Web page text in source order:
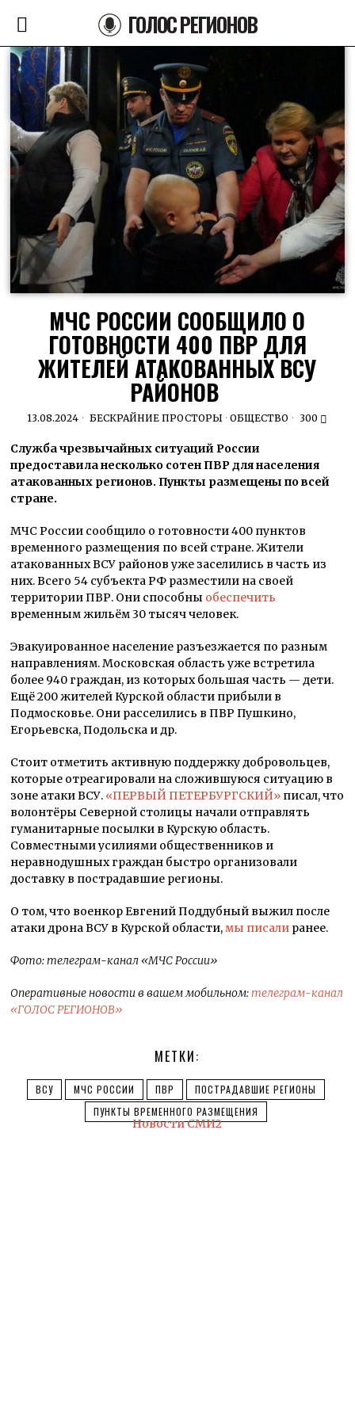
ГОЛОС РЕГИОНОВ
МЧС РОССИИ СООБЩИЛО О
ГОТОВНОСТИ 400 ПВР ДЛЯ
ЖИТЕЛЕЙ АТАКОВАННЫХ ВСУ
РАЙОНОВ
13.08.2024 БЕСКРАЙНИЕ ПРОСТОРЫ · ОБЩЕСТВО 300
Служба чрезвычайных ситуаций России
предоставила несколько сотен ПВР для населения
атакованных регионов. Пункты размещены по всей
стране.
МЧС России сообщило о готовности 400 пунктов
временного размещения по всей стране. Жители
атакованных ВСУ районов уже заселились в часть из
них. Всего 54 субъекта РФ разместили на своей
территории ПВР. Они способны обеспечить
временным жильём 30 тысяч человек.
Эвакуированное население разъезжается по разным
направлениям. Московская область уже встретила
более 940 граждан, из которых большая часть — дети.
Ещё 200 жителей Курской области прибыли в
Подмосковье. Они расселились в ПВР Пушкино,
Егорьевска, Подольска и др.
Стоит отметить активную поддержку добровольцев,
которые отреагировали на сложившуюся ситуацию в
зоне атаки ВСУ. «ПЕРВЫЙ ПЕТЕРБУРГСКИЙ» писал, что
волонтёры Северной столицы начали отправлять
гуманитарные посылки в Курскую область.
Совместными усилиями общественников и
неравнодушных граждан быстро организовали
доставку в пострадавшие регионы.
О том, что военкор Евгений Поддубный выжил после
атаки дрона ВСУ в Курской области,мы писали ранее.
Фото: телеграм-канал «МЧС России»
Оперативные новости в вашем мобильном:телеграм-канал
«ГОЛОС РЕГИОНОВ»
МЕТКИ:
ВСУ МЧС РОССИИ ПВР
ПОСТРАДАВШИЕ РЕГИОНЫ
ПУНКТЫ ВРЕМЕННОГО РАЗМЕЩЕНИЯ
Новости СМИ2